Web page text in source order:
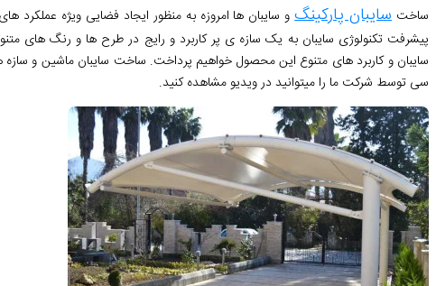
ساختسایبان پارکینگو سایبان ها امروزه به منظور ایجاد فضایی ویژه
پیشرفت تکنولوژی سایبان به یک سازه ی پر کاربرد و رایج در طرح ها و رنگ
سایبان و کاربرد های متنوع این محصول خواهیم پرداخت. ساخت سایبان ماشین و
سی توسط شرکت ما را میتوانید در ویدیو مشاهده کنید.